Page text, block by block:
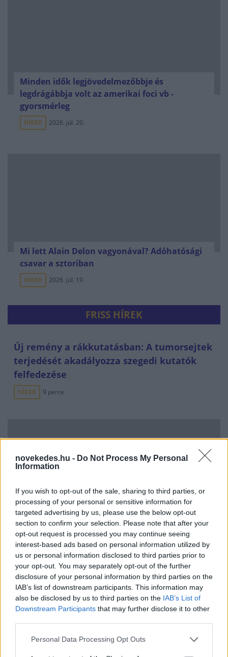
novekedes.hu - Do Not Process My Personal
Information
If you wish to opt-out of the sale, sharing to third parties, or
processing of your personal or sensitive information for
targeted advertising by us, please use the below opt-out
section to confirm your selection. Please note that after your
opt-out request is processed you may continue seeing
interest-based ads based on personal information utilized by
us or personal information disclosed to third parties prior to
your opt-out. You may separately opt-out of the further
disclosure of your personal information by third parties on the
IAB’s list of downstream participants. This information may
also be disclosed by us to third parties on the IAB’s List of
Downstream Participants that may further disclose it to other
Please note that this website/app uses one or more Google
Personal Data Processing Opt Outs
Minden idők legjövedelmezőbbje és
legdrágábbja volt az amerikai foci vb -
gyorsmérleg
HÍREK 2026. júl. 20.
Mi lett Alain Delon vagyonával? Adóhatósági
csavar a sztoriban
HÍREK 2026. júl. 19.
FRISS HÍREK
Új remény a rákkutatásban: A tumorsejtek
terjedését akadályozza szegedi kutatók
felfedezése
HÍREK 9 perce
Elszálltak a munkaerőköltségek: az osztrák
ipar negyede külföldre készülne
HÍREK 21 perce
Gigaösszeget fektet be az USA a
kritikusanyag-ellátásba, cél a Kínáról való
leválás